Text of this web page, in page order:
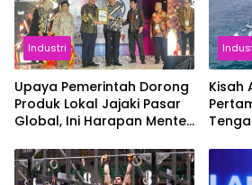
Industri
Upaya Pemerintah Dorong
Produk Lokal Jajaki Pasar
Global, Ini Harapan Menteri
dan IGT Expo 2026
Kisah